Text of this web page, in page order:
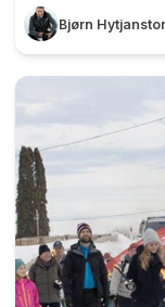
Panorama
duoen Trine
Kjøren fra
Men for
med
Kærup
Panorama.
Bjørn